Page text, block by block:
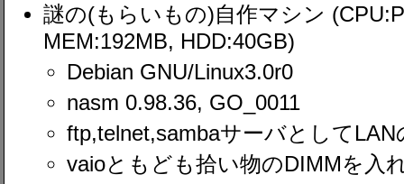
謎の(もらいもの)自作マシン
MEM:192MB, HDD:40GB)
Debian GNU/Linux3.0r0
nasm 0.98.36, GO_0011
ftp,telnet,sambaサーバとしてLAN
vaioともども拾い物のDIMMを入